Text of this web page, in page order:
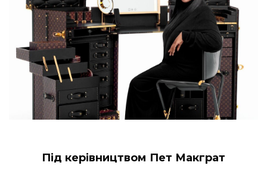
Під керівництвом Пет Макграт